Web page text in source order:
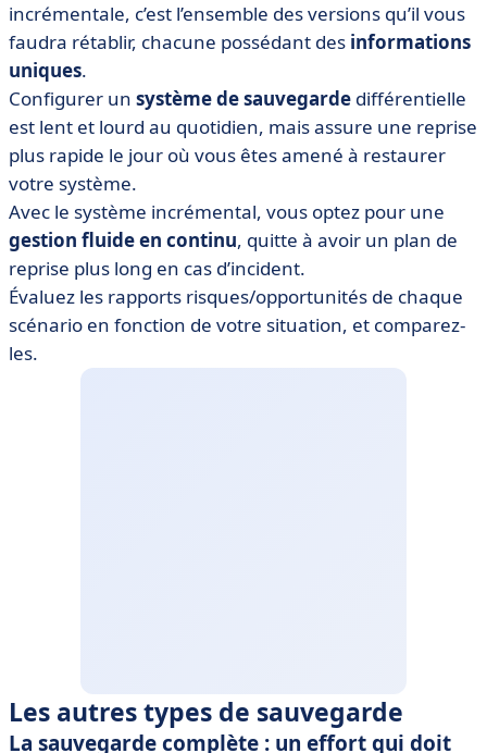
incrémentale, c’est l’ensemble des versions qu’il vous
faudra rétablir, chacune possédant des informations
uniques.
Configurer un système de sauvegarde différentielle
est lent et lourd au quotidien, mais assure une reprise
plus rapide le jour où vous êtes amené à restaurer
votre système.
Avec le système incrémental, vous optez pour une
gestion fluide en continu, quitte à avoir un plan de
reprise plus long en cas d’incident.
Évaluez les rapports risques/opportunités de chaque
scénario en fonction de votre situation, et comparez-
les.
Les autres types de sauvegarde
La sauvegarde complète : un effort qui doit